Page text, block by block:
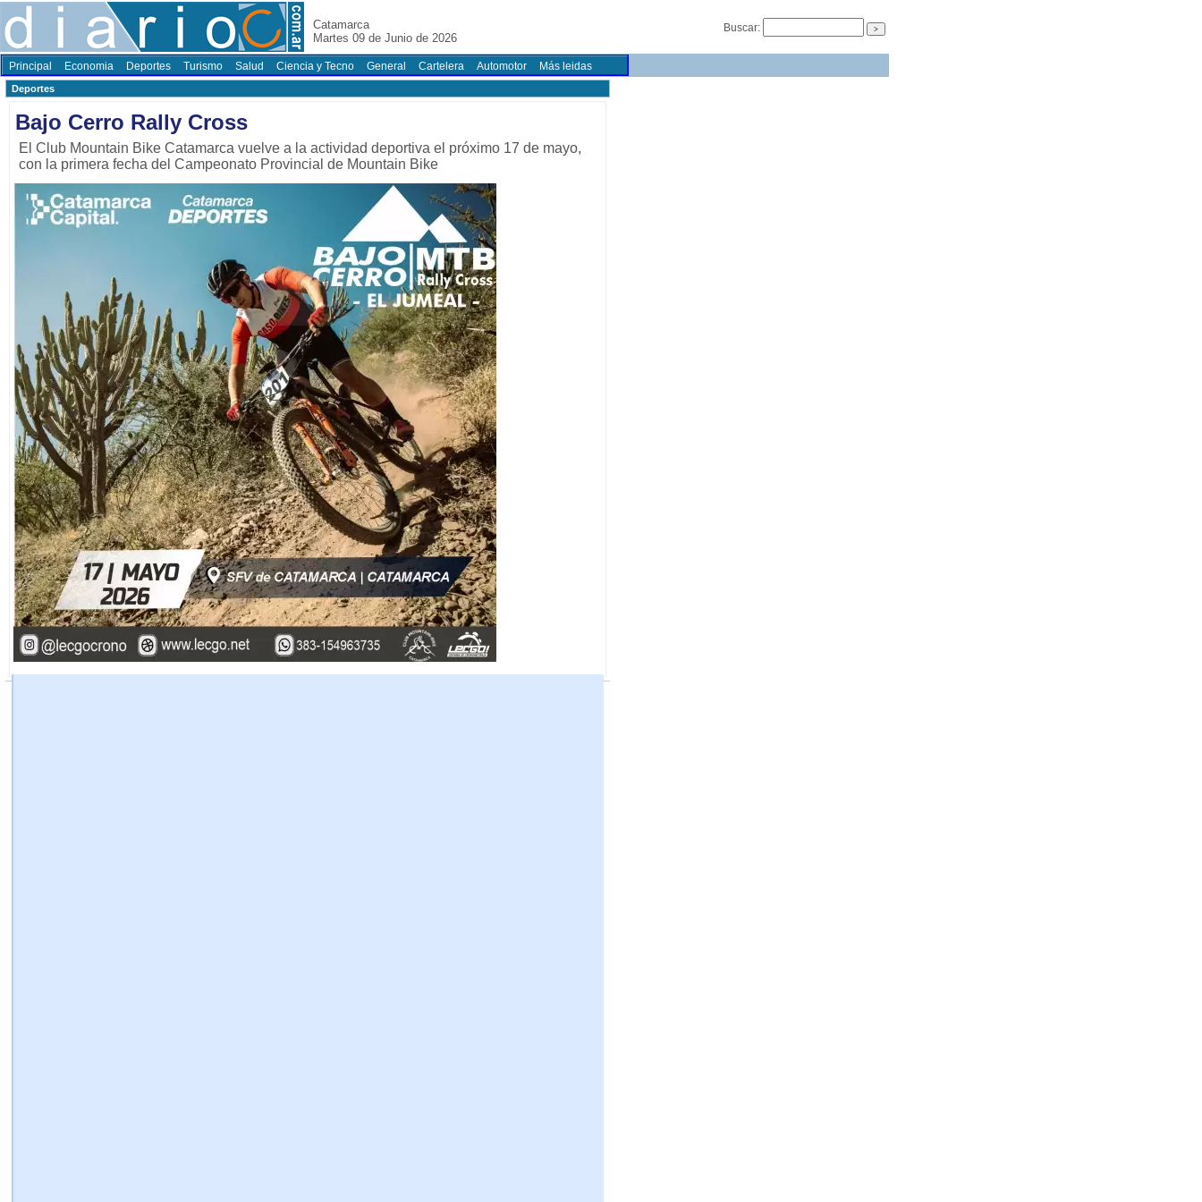
Catamarca
Martes 09 de Junio de 2026
Buscar:
Principal Economia Deportes Turismo Salud Ciencia y Tecno General Cartelera Automotor Más leidas
Deportes
Bajo Cerro Rally Cross
El Club Mountain Bike Catamarca vuelve a la actividad deportiva el próximo 17 de mayo,
con la primera fecha del Campeonato Provincial de Mountain Bike